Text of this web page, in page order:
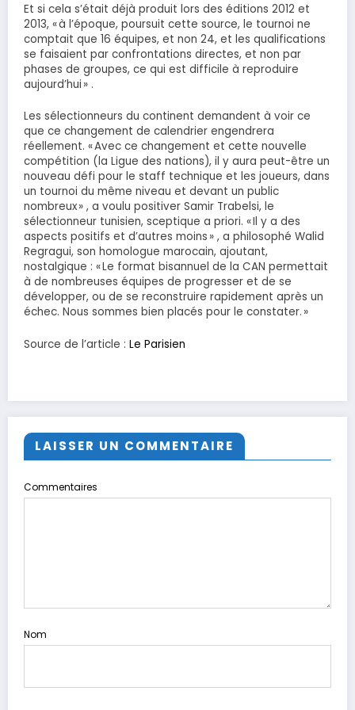
Et si cela s’était déjà produit lors des éditions 2012 et
2013, « à l’époque, poursuit cette source, le tournoi ne
comptait que 16 équipes, et non 24, et les qualifications
se faisaient par confrontations directes, et non par
phases de groupes, ce qui est difficile à reproduire
aujourd’hui » .
Les sélectionneurs du continent demandent à voir ce
que ce changement de calendrier engendrera
réellement. « Avec ce changement et cette nouvelle
compétition (la Ligue des nations), il y aura peut-être un
nouveau défi pour le staff technique et les joueurs, dans
un tournoi du même niveau et devant un public
nombreux » , a voulu positiver Samir Trabelsi, le
sélectionneur tunisien, sceptique a priori. « Il y a des
aspects positifs et d’autres moins » , a philosophé Walid
Regragui, son homologue marocain, ajoutant,
nostalgique : « Le format bisannuel de la CAN permettait
à de nombreuses équipes de progresser et de se
développer, ou de se reconstruire rapidement après un
échec. Nous sommes bien placés pour le constater. »
Source de l’article : Le Parisien
LAISSER UN COMMENTAIRE
Commentaires
Nom